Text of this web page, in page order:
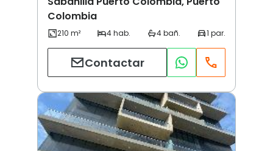
Colombia
Contactar